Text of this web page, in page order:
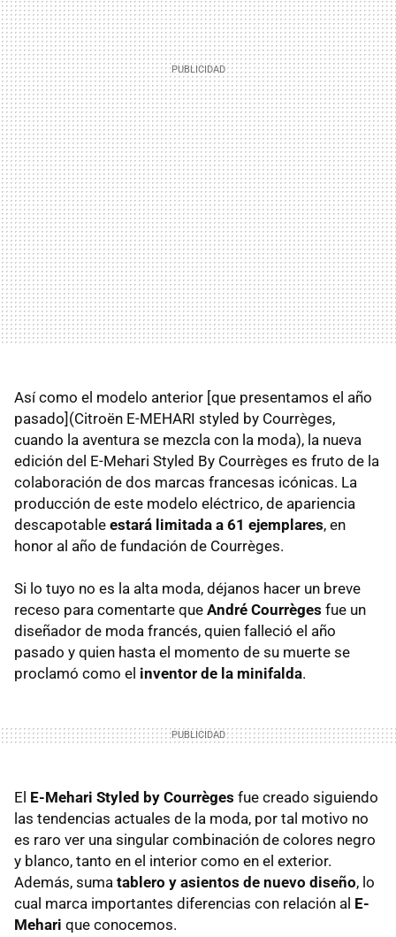
Así como el modelo anterior [que presentamos el año
pasado](Citroën E-MEHARI styled by Courrèges,
cuando la aventura se mezcla con la moda), la nueva
edición del E-Mehari Styled By Courrèges es fruto de la
colaboración de dos marcas francesas icónicas. La
producción de este modelo eléctrico, de apariencia
descapotable estará limitada a 61 ejemplares, en
honor al año de fundación de Courrèges.
Si lo tuyo no es la alta moda, déjanos hacer un breve
receso para comentarte que André Courrèges fue un
diseñador de moda francés, quien falleció el año
pasado y quien hasta el momento de su muerte se
proclamó como el inventor de la minifalda.
El E-Mehari Styled by Courrèges fue creado siguiendo
las tendencias actuales de la moda, por tal motivo no
es raro ver una singular combinación de colores negro
y blanco, tanto en el interior como en el exterior.
Además, suma tablero y asientos de nuevo diseño, lo
cual marca importantes diferencias con relación al E-
Mehari que conocemos.